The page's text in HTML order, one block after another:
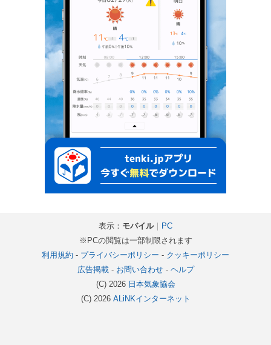
表示： モバイル｜
PC
※PCの閲覧は一部制限されます
利用規約 - プライバシーポリシー - クッキーポリシー
広告掲載- お問い合わせ- ヘルプ
(C) 2026 日本気象協会
(C) 2026 ALiNKインターネット